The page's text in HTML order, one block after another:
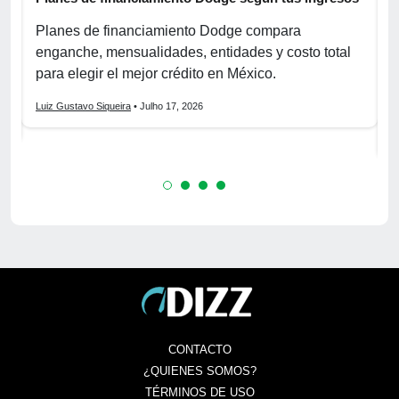
Planes de financiamiento Dodge compara
enganche, mensualidades, entidades y costo total
para elegir el mejor crédito en México.
Luiz Gustavo Siqueira • Julho 17, 2026
CONTACTO
¿QUIENES SOMOS?
TÉRMINOS DE USO